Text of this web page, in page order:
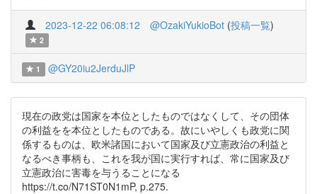
2023-12-22 06:08:12 @OzakiYukioBot (投稿一覧)
2
1 @GY20iu2JerduJlP
現在の政党は国家を本位としたものではなくして、その団体
の利益をを本位としたものである。故にいやしくも政党に関
係するものは、欧米諸国において国家及び立憲政治の利益と
なるべき事柄も、これを我が国に実行すれば、常に国家及び
立憲政治に害毒を与うることになる
https://t.co/N71ST0N1mP, p.275.